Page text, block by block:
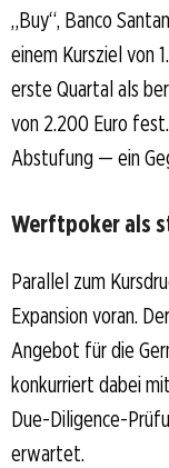
„Buy“, Banco
einem Kursziel von
erste Quartal als
von 2.200 Euro
Abstufung — ein
Werftpoker als
Parallel zum
Expansion voran.
Angebot für die
konkurriert dabei
Due-Diligence-
erwartet.